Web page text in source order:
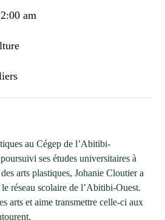
am
au Cégep de l’Abitibi-
ses études universitaires à
arts plastiques, Johanie Cloutier a
réseau scolaire de l’Abitibi-Ouest.
arts et aime transmettre celle-ci aux